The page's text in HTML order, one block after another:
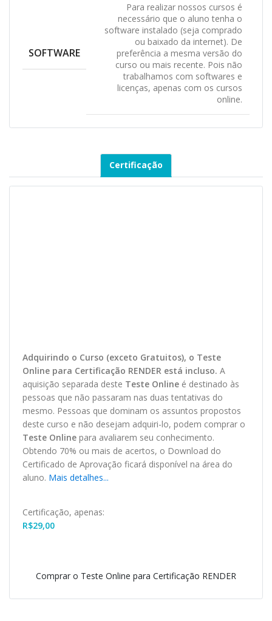
SOFTWARE
Para realizar nossos cursos é
necessário que o aluno tenha o
software instalado (seja comprado
ou baixado da internet). De
preferência a mesma versão do
curso ou mais recente. Pois não
trabalhamos com softwares e
licenças, apenas com os cursos
online.
Certificação
Adquirindo o Curso (exceto Gratuitos), o Teste
Online para Certificação RENDER está incluso. A
aquisição separada deste Teste Online é destinado às
pessoas que não passaram nas duas tentativas do
mesmo. Pessoas que dominam os assuntos propostos
deste curso e não desejam adquiri-lo, podem comprar o
Teste Online para avaliarem seu conhecimento.
Obtendo 70% ou mais de acertos, o Download do
Certificado de Aprovação ficará disponível na área do
aluno. Mais detalhes...
Certificação, apenas:
R$29,00
Comprar o Teste Online para Certificação RENDER